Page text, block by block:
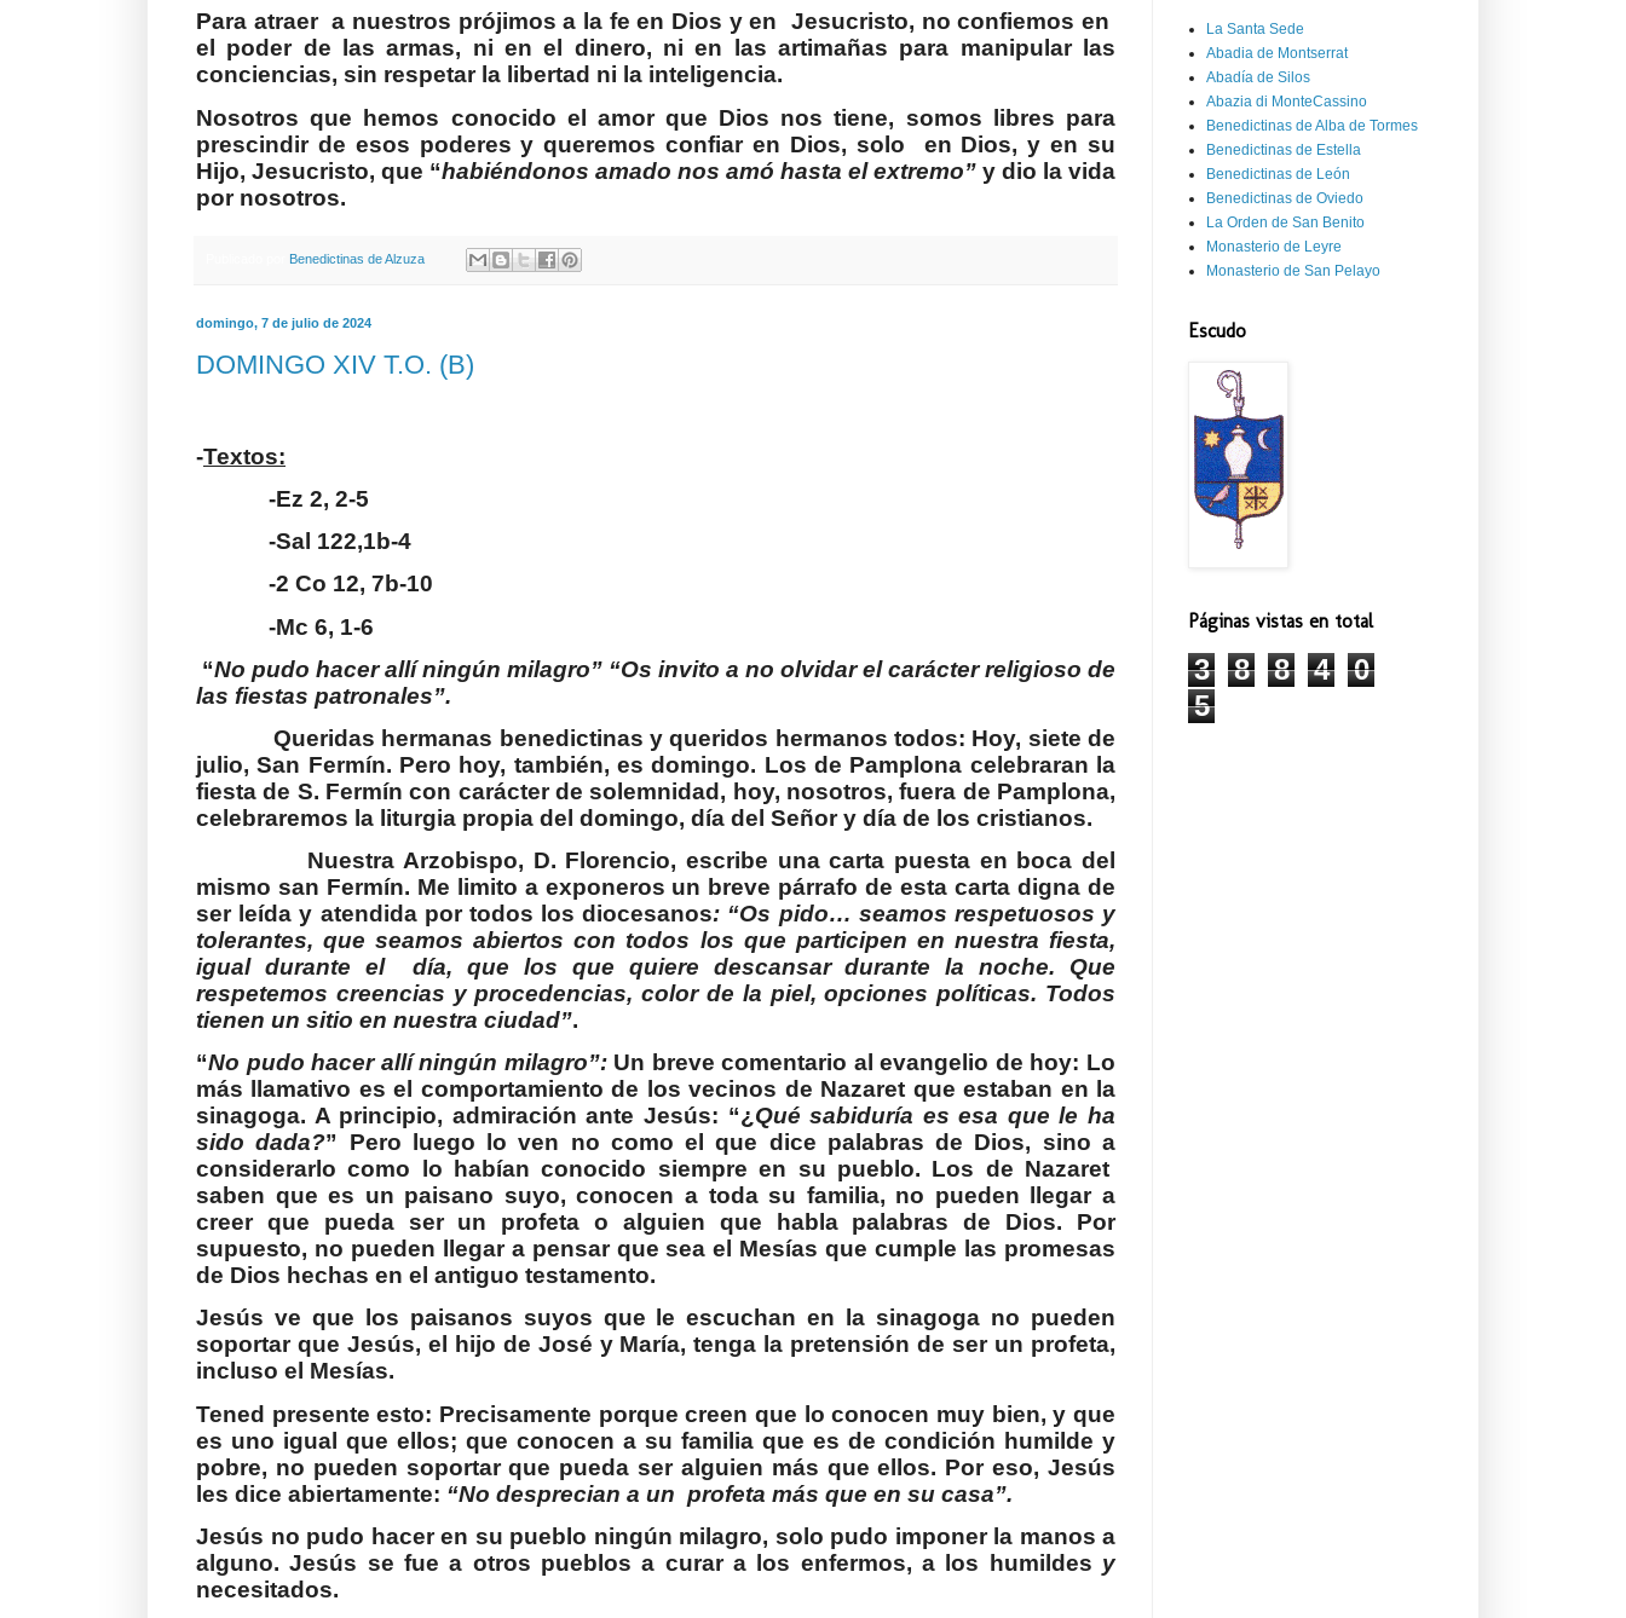
Para atraer a nuestros prójimos a la fe en Dios y en
Jesucristo, no confiemos en
el poder de las armas, ni en el dinero, ni en las artimañas para manipular las
conciencias, sin respetar la libertad ni la inteligencia.
Nosotros que hemos conocido el amor que Dios nos tiene, somos libres para
prescindir de esos poderes y queremos confiar en Dios, solo
en Dios, y en su
Hijo, Jesucristo, que “habiéndonos amado nos amó hasta el extremo” y dio la vida
por nosotros.
Benedictinas de Alzuza
domingo, 7 de julio de 2024
DOMINGO XIV T.O. (B)
-Textos:
-Ez 2, 2-5
-Sal 122,1b-4
-2 Co 12, 7b-10
-Mc 6, 1-6
“No pudo hacer allí ningún milagro” “Os invito a no olvidar el carácter religioso de
las fiestas patronales”.
Queridas hermanas benedictinas y queridos hermanos todos: Hoy, siete de
julio, San Fermín. Pero hoy, también, es domingo. Los de Pamplona celebraran la
fiesta de S. Fermín con carácter de solemnidad, hoy, nosotros, fuera de Pamplona,
celebraremos la liturgia propia del domingo, día del Señor y día de los cristianos.
Nuestra Arzobispo, D. Florencio, escribe una carta puesta en boca del
mismo san Fermín. Me limito a exponeros un breve párrafo de esta carta digna de
ser leída y atendida por todos los diocesanos: “Os pido… seamos respetuosos y
tolerantes, que seamos abiertos con todos los que participen en nuestra fiesta,
igual durante el
día, que los que quiere descansar durante la noche. Que
respetemos creencias y procedencias, color de la piel, opciones políticas. Todos
tienen un sitio en nuestra ciudad”.
“No pudo hacer allí ningún milagro”: Un breve comentario al evangelio de hoy: Lo
más llamativo es el comportamiento de los vecinos de Nazaret que estaban en la
sinagoga. A principio, admiración ante Jesús: “¿Qué sabiduría es esa que le ha
sido dada?” Pero luego lo ven no como el que dice palabras de Dios, sino a
considerarlo como lo habían conocido siempre en su pueblo. Los de Nazaret
saben que es un paisano suyo, conocen a toda su familia, no pueden llegar a
creer que pueda ser un profeta o alguien que habla palabras de Dios. Por
supuesto, no pueden llegar a pensar que sea el Mesías que cumple las promesas
de Dios hechas en el antiguo testamento.
Jesús ve que los paisanos suyos que le escuchan en la sinagoga no pueden
soportar que Jesús, el hijo de José y María, tenga la pretensión de ser un profeta,
incluso el Mesías.
Tened presente esto: Precisamente porque creen que lo conocen muy bien, y que
es uno igual que ellos; que conocen a su familia que es de condición humilde y
pobre, no pueden soportar que pueda ser alguien más que ellos. Por eso, Jesús
les dice abiertamente: “No desprecian a un profeta más que en su casa”.
Jesús no pudo hacer en su pueblo ningún milagro, solo pudo imponer la manos a
alguno. Jesús se fue a otros pueblos a curar a los enfermos, a los humildes y
necesitados.
La Santa Sede
Abadia de Montserrat
Abadía de Silos
Abazia di MonteCassino
Benedictinas de Alba de Tormes
Benedictinas de Estella
Benedictinas de León
Benedictinas de Oviedo
La Orden de San Benito
Monasterio de Leyre
Monasterio de San Pelayo
Escudo
Páginas vistas en total
3 8 8 4
0
5